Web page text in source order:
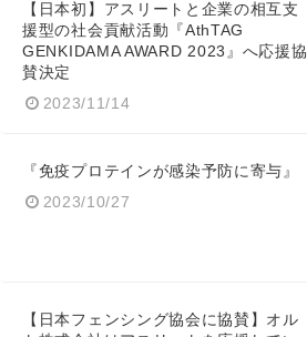
【日本初】アスリートと企業の相互支
援型の社会貢献活動『AthTAG
GENKIDAMA AWARD 2023』へ応援協
賛決定
2023/11/14
『免疫プロテインが感染予防に寄与』
2023/10/27
【日本フェンシング協会に協賛】オル